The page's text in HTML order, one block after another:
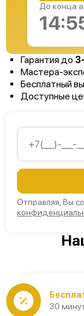
Гарантия до
Мастера-
Бесплатный
Доступные
Отправляя, Вы
До конца
30